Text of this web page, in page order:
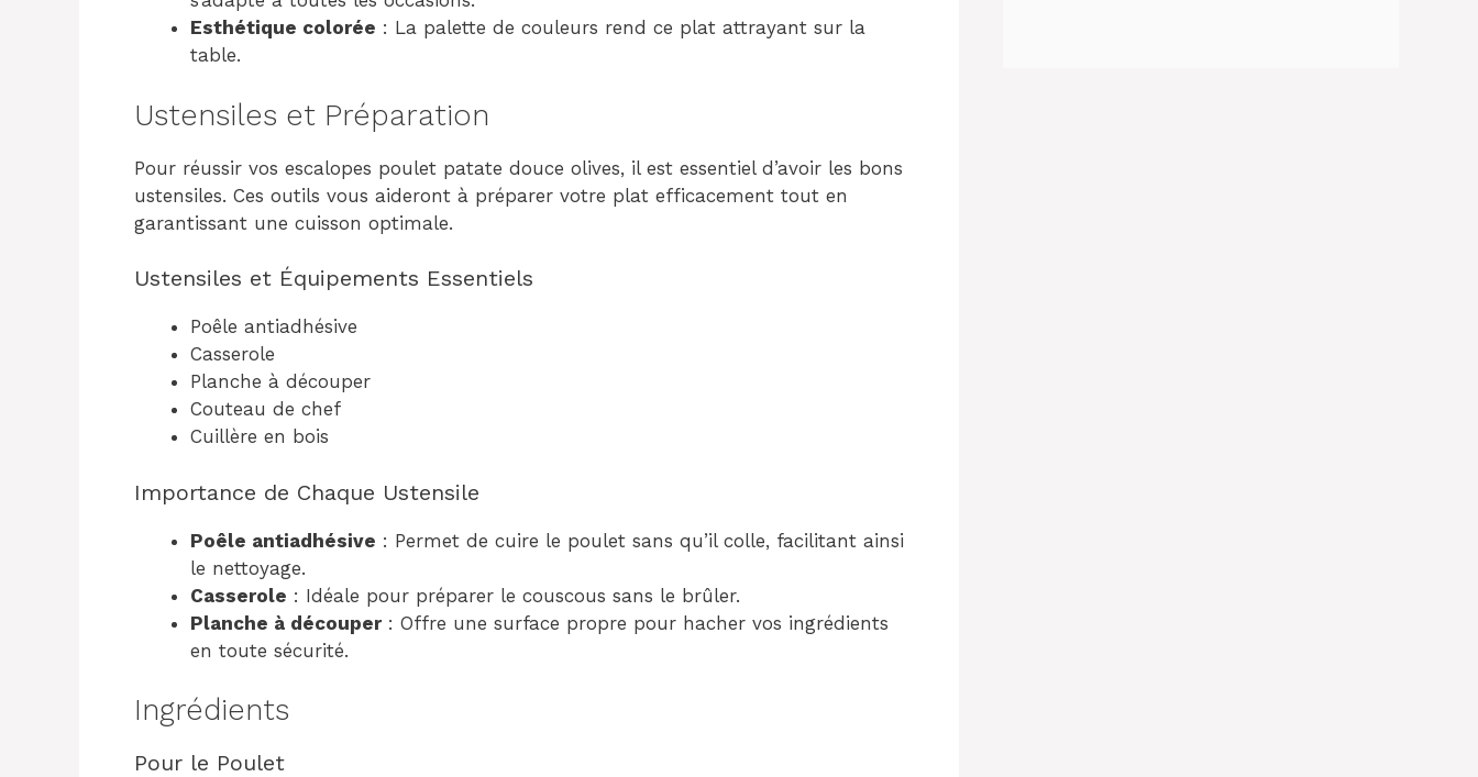
Esthétique colorée : La palette de couleurs rend ce plat attrayant sur la
table.
Ustensiles et Préparation
Pour réussir vos escalopes poulet patate douce olives, il est essentiel d’avoir les bons
ustensiles. Ces outils vous aideront à préparer votre plat efficacement tout en
garantissant une cuisson optimale.
Ustensiles et Équipements Essentiels
Poêle antiadhésive
Casserole
Planche à découper
Couteau de chef
Cuillère en bois
Importance de Chaque Ustensile
Poêle antiadhésive : Permet de cuire le poulet sans qu’il colle, facilitant ainsi
le nettoyage.
Casserole : Idéale pour préparer le couscous sans le brûler.
Planche à découper: Offre une surface propre pour hacher vos ingrédients
en toute sécurité.
Ingrédients
Pour le Poulet